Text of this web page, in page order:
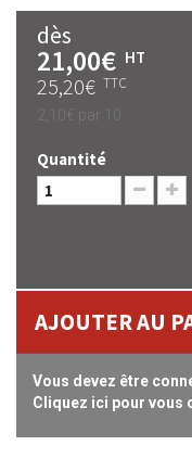
dès
21,00€ HT
25,20€ TTC
2,10€ par 10
Quantité
AJOUTER AU
Vous devez être
Cliquez ici pour vous